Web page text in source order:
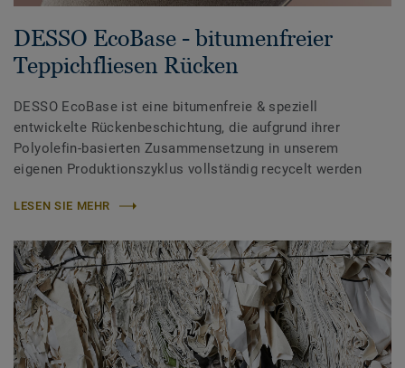
DESSO EcoBase - bitumenfreier
Teppichfliesen Rücken
DESSO EcoBase ist eine bitumenfreie & speziell
entwickelte Rückenbeschichtung, die aufgrund ihrer
Polyolefin-basierten Zusammensetzung in unserem
eigenen Produktionszyklus vollständig recycelt werden
LESEN SIE MEHR